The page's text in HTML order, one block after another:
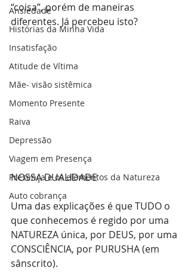
Ansiedade
Histórias da Minha Vida
Insatisfação
Atitude de Vítima
Mãe- visão sistêmica
Momento Presente
Raiva
Depressão
Viagem em Presença
Presença e os elementos da Natureza
Auto cobrança
“coisa”, porém de maneiras
diferentes. Já percebeu isto?
NOSSA DUALIDADE
Uma das explicações é que TUDO o
que conhecemos é regido por uma
NATUREZA única, por DEUS, por uma
CONSCIÊNCIA, por PURUSHA (em
sânscrito).